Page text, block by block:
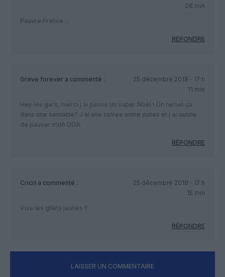
08 min
Pauvre France…
RÉPONDRE
Greve forever a commenté :
25 décembre 2018 - 17 h
11 min
Hey les gars, merci j ai passe un super Noël ! On remet ça
dans une semaine? J ai une soirée entre potes et j ai oublie
de pauser mon DDA.
RÉPONDRE
Cricri a commenté :
25 décembre 2018 - 17 h
15 min
Viva les gilets jaunes !!
RÉPONDRE
LAISSER UN COMMENTAIRE